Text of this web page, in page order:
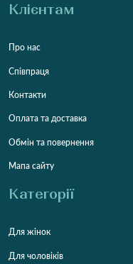
Клієнтам
Про нас
Співпраця
Контакти
Оплата та доставка
Обмін та повернення
Мапа сайту
Категорії
Для жінок
Для чоловіків